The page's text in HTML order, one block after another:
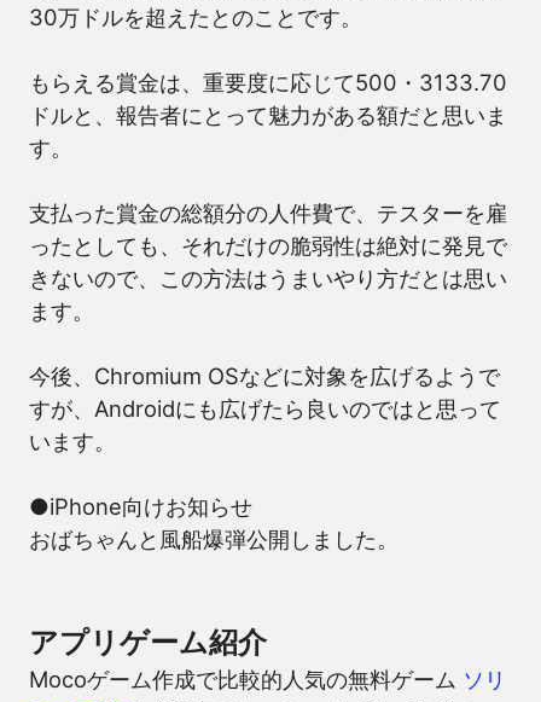
30万ドルを超えたとのことです。
もらえる賞金は、重要度に応じて500・3133.70
ドルと、報告者にとって魅力がある額だと思いま
す。
支払った賞金の総額分の人件費で、テスターを雇
ったとしても、それだけの脆弱性は絶対に発見で
きないので、この方法はうまいやり方だとは思い
ます。
今後、Chromium OSなどに対象を広げるようで
すが、Androidにも広げたら良いのではと思って
います。
●iPhone向けお知らせ
おばちゃんと風船爆弾公開しました。
アプリゲーム紹介
Mocoゲーム作成で比較的人気の無料ゲーム ソリ